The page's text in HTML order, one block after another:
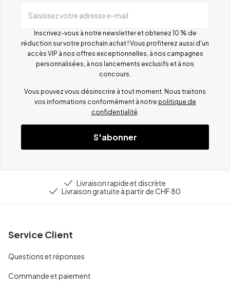
Saisissez votre adresse e-mail
Inscrivez-vous à notre newsletter et obtenez 10 % de
réduction sur votre prochain achat ! Vous profiterez aussi d'un
accès VIP à nos offres exceptionnelles, à nos campagnes
personnalisées, à nos lancements exclusifs et à nos
concours.
Vous pouvez vous désinscrire à tout moment. Nous traitons
vos informations conformément à notre politique de
confidentialité.
S'abonner
Livraison rapide et discrète
Livraison gratuite à partir de CHF 80
Service Client
Questions et réponses
Commande et paiement